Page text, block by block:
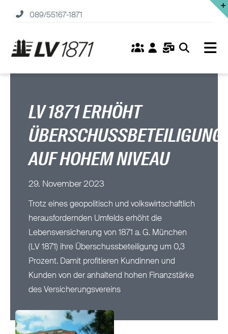
springen
089/55167-1871
Versicherungen
Fonds
Service
Karriere
Nachhaltigkeit
Magazin
LV 1871 ERHÖHT
ÜBERSCHUSSBETEILIGUNG
AUF HOHEM NIVEAU
29. November 2023
Trotz eines geopolitisch und volkswirtschaftlich
herausfordernden Umfelds erhöht die
Lebensversicherung von 1871 a. G. München
(LV 1871) ihre Überschussbeteiligung um 0,3
Prozent. Damit profitieren Kundinnen und
Kunden von der anhaltend hohen Finanzstärke
des Versicherungsvereins